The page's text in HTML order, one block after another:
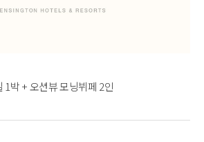
1박 + 오션뷰 모닝뷔페 2인